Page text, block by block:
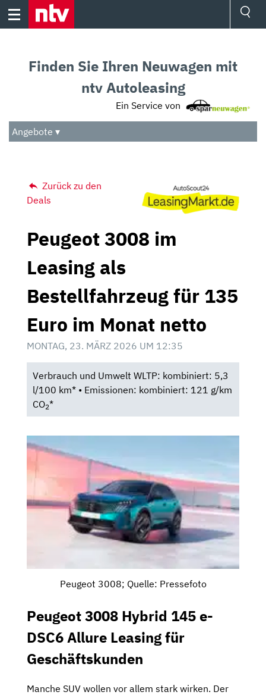
Skip
Audio
Das Beste
Finden Sie Ihren Neuwagen mit
ntv Autoleasing
Ein Service von
Angebote ▾
Zurück zu den
Deals
Peugeot 3008 im
Leasing als
Bestellfahrzeug für 135
Euro im Monat netto
MONTAG, 23. MÄRZ 2026 UM 12:35
Verbrauch und Umwelt WLTP: kombiniert: 5,3
l/100 km* • Emissionen: kombiniert: 121 g/km
CO2*
Peugeot 3008; Quelle: Pressefoto
Peugeot 3008 Hybrid 145 e-
DSC6 Allure Leasing für
Geschäftskunden
Manche SUV wollen vor allem stark wirken. Der